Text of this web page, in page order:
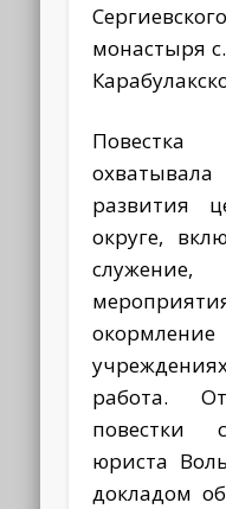
монастыря
развития
округе,
работа.
повестки
юриста
докладом